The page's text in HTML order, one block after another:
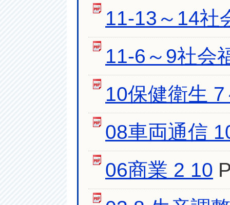
11-13～14社
11-6～9社会
10保健衛生
08車両通信
06商業 2 10